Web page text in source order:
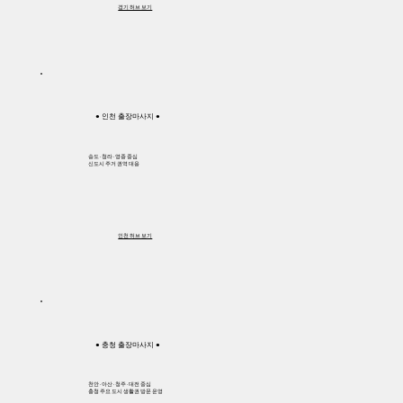
경기 허브 보기
송도 · 청라 · 영종 중심
신도시 주거 권역 대응
인천 허브 보기
● 인천 출장마사지 ●
천안 · 아산 · 청주 · 대전 중심
충청 주요 도시 생활권 방문 운영
● 충청 출장마사지 ●